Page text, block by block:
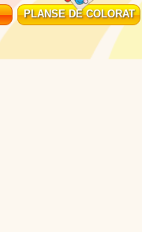
PLANSE DE COLORAT